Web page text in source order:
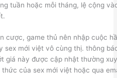
tuần hoặc mỗi tháng, lệ cộng
cược, game thủ nên nhập cuộc
sex mới việt vô cùng thị. thông
giá này được cập nhật thường
của sex mới việt hoặc qua